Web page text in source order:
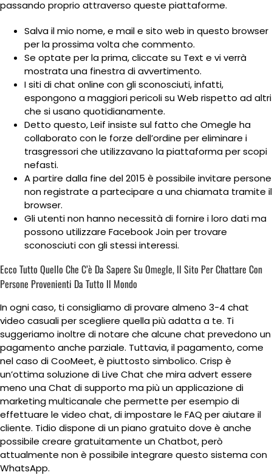
passando proprio attraverso queste piattaforme.
Salva il mio nome, e mail e sito web in questo browser
per la prossima volta che commento.
Se optate per la prima, cliccate su Text e vi verrà
mostrata una finestra di avvertimento.
I siti di chat online con gli sconosciuti, infatti,
espongono a maggiori pericoli su Web rispetto ad altri
che si usano quotidianamente.
Detto questo, Leif insiste sul fatto che Omegle ha
collaborato con le forze dell’ordine per eliminare i
trasgressori che utilizzavano la piattaforma per scopi
nefasti.
A partire dalla fine del 2015 è possibile invitare persone
non registrate a partecipare a una chiamata tramite il
browser.
Gli utenti non hanno necessità di fornire i loro dati ma
possono utilizzare Facebook Join per trovare
sconosciuti con gli stessi interessi.
Ecco Tutto Quello Che C’è Da Sapere Su Omegle, Il Sito Per Chattare Con
Persone Provenienti Da Tutto Il Mondo
In ogni caso, ti consigliamo di provare almeno 3-4 chat
video casuali per scegliere quella più adatta a te. Ti
suggeriamo inoltre di notare che alcune chat prevedono un
pagamento anche parziale. Tuttavia, il pagamento, come
nel caso di CooMeet, è piuttosto simbolico. Crisp è
un’ottima soluzione di Live Chat che mira advert essere
meno una Chat di supporto ma più un applicazione di
marketing multicanale che permette per esempio di
effettuare le video chat, di impostare le FAQ per aiutare il
cliente. Tidio dispone di un piano gratuito dove è anche
possibile creare gratuitamente un Chatbot, però
attualmente non è possibile integrare questo sistema con
WhatsApp.